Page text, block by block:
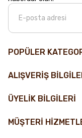
POPÜLER
ALIŞVERİŞ
ÜYELİK BİLGİLERİ
MÜŞTERİ